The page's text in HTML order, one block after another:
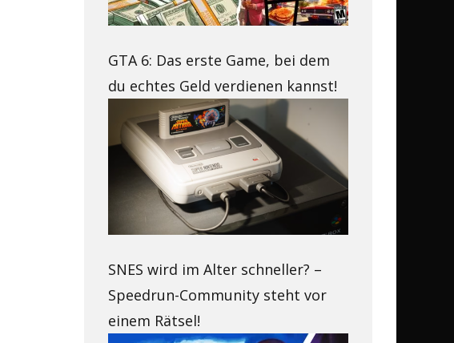
GTA 6: Das erste Game, bei dem
du echtes Geld verdienen kannst!
SNES wird im Alter schneller? –
Speedrun-Community steht vor
einem Rätsel!